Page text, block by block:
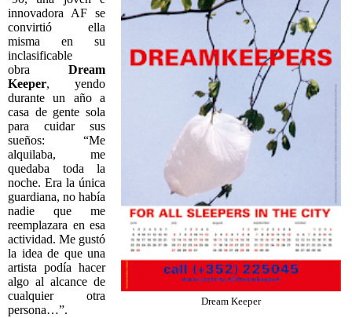
Dream Keeper
innovadora AF se
convirtió ella
misma en su
inclasificable
obraDream
Keeper, yendo
durante un año a
casa de gente sola
para cuidar sus
sueños: “Me
alquilaba, me
quedaba toda la
noche. Era la única
guardiana, no había
nadie que me
reemplazara en esa
actividad. Me gustó
la idea de que una
artista podía hacer
algo al alcance de
cualquier otra
persona…”.